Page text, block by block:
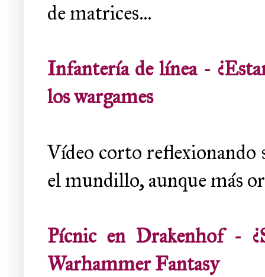
de matrices...
Infantería de línea -
los wargames
Vídeo corto reflexionando
el mundillo, aunque más
Pícnic en Drakenhof -
Warhammer Fantasy